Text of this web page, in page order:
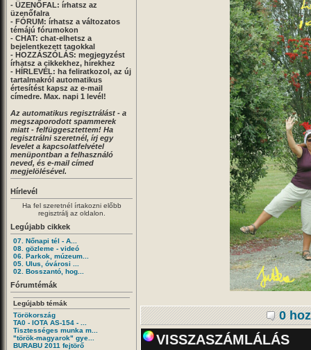
- ÜZENŐFAL: írhatsz az
üzenőfalra
- FÓRUM: írhatsz a változatos
témájú fórumokon
- CHAT: chat-elhetsz a
bejelentkezett tagokkal
- HOZZÁSZÓLÁS: megjegyzést
írhatsz a cikkekhez, hírekhez
- HÍRLEVÉL: ha feliratkozol, az új
tartalmakról automatikus
értesítést kapsz az e-mail
címedre. Max. napi 1 levél!
Az automatikus regisztrálást - a
megszaporodott spammerek
miatt - felfüggesztettem! Ha
regisztrálni szeretnél, írj egy
levelet a kapcsolatfelvétel
menüpontban a felhasználó
neved, és e-mail címed
megjelölésével.
Hírlevél
Ha fel szeretnél írtakozni előbb
regisztrálj az oldalon.
Legújabb cikkek
07. Nőnapi tél - A...
08. gözleme - videó
06. Parkok, múzeum...
05. Ulus, óvárosi ...
02. Bosszantó, hog...
Fórumtémák
Legújabb témák
Törökország
TA0 - IOTA AS-154 - ...
Tisztességes munka m...
"török-magyarok" gye...
BURABU 2011 fejtörő
0
VISSZASZÁMLÁLÁS